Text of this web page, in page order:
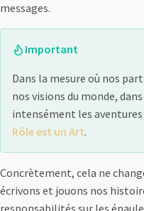
messages.
Important
Dans la mesure où nos
nos visions du monde,
intensément les aventures
Rôle est un Art.
Concrètement, cela ne
écrivons et jouons nos